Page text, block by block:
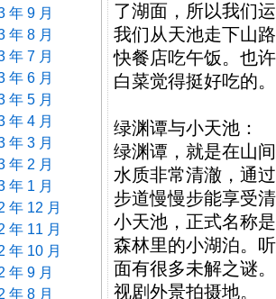
年 9 月
年 8 月
年 7 月
年 6 月
年 5 月
年 4 月
年 3 月
年 2 月
年 1 月
年 12 月
年 11 月
年 10 月
年 9 月
年 8 月
了湖面，所以我们
我们从天池走下山
快餐店吃午饭。也
白菜觉得挺好吃的。
绿渊谭与小天池：
绿渊谭，就是在山
水质非常清澈，通
步道慢慢步能享受
小天池，正式名称
森林里的小湖泊。
面有很多未解之谜
视剧外景拍摄地。